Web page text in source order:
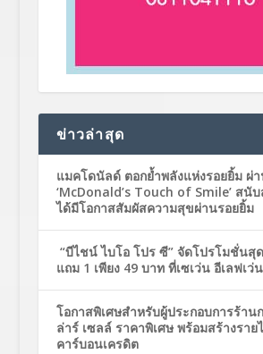
ข่าวล่าสุด
แมคโดนัลด์ ตอกย้ำพลังแห่งรอยยิ้ม ผ่
‘McDonald’s Touch of Smile’ สนั
ได้มีโอกาสสัมผัสความสุขผ่านรอยยิ้ม
“บีไชน์ ไบโอ โปร ซี” จัดโปรโมชั่นสุ
แถม 1 เพียง 49 บาท ที่เซเว่น อีเลฟเว่น
โอกาสพิเศษสำหรับผู้ประกอบการร้า
ล่าร์ เซลล์ ราคาพิเศษ พร้อมสร้างราย
คาร์บอนเครดิต